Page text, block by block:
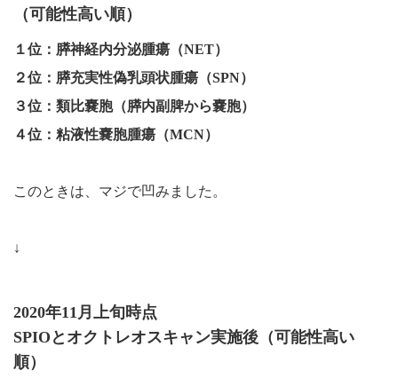
（可能性高い順）
１位：膵神経内分泌腫瘍（NET）
２位：膵充実性偽乳頭状腫瘍（SPN）
３位：類比嚢胞（膵内副脾から嚢胞）
４位：粘液性嚢胞腫瘍（MCN）
このときは、マジで凹みました。
↓
2020年11月上旬時点
SPIOとオクトレオスキャン実施後（可能性高い
順）